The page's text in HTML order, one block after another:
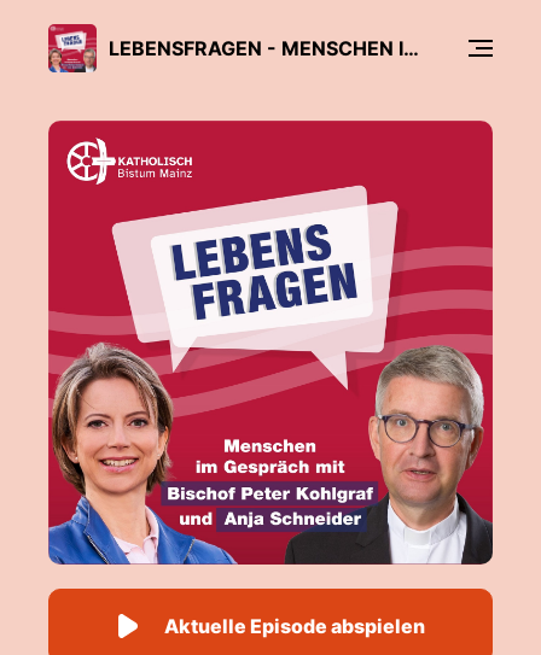
LEBENSFRAGEN - MENSCHEN IM GESPRÄCH MIT BISCHOF PETER KOHLGRAF UND ANJA SCHNEIDER
Aktuelle Episode abspielen